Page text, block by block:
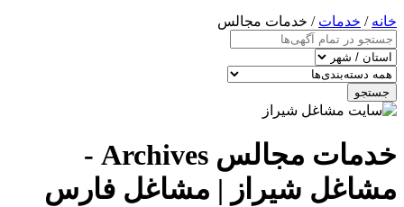
خانه / خدمات / خدمات مجالس
جستجو
خدمات مجالس Archives -
مشاغل شیراز | مشاغل فارس